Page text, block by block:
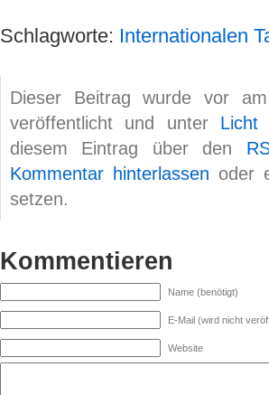
Schlagworte: Internationalen
Dieser Beitrag wurde vor
veröffentlicht und unter Licht
diesem Eintrag über den
Kommentar hinterlassen oder
setzen.
Kommentieren
Name (benötigt)
E-Mail (wird nicht
Website